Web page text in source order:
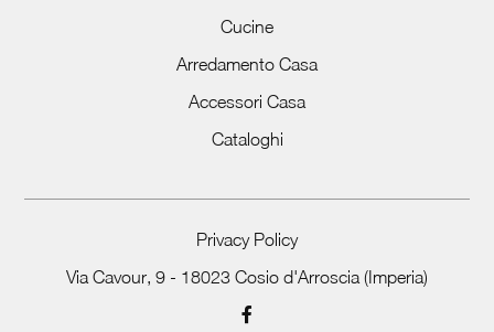
Cucine
Arredamento Casa
Accessori Casa
Cataloghi
Privacy Policy
Via Cavour, 9 - 18023 Cosio d'Arroscia (Imperia)